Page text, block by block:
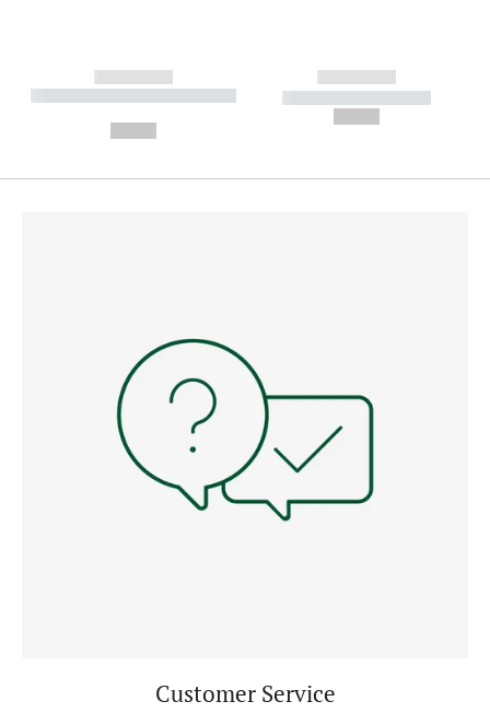
------------
----------- ----------- --------
------------
----------- -----------
Customer Service